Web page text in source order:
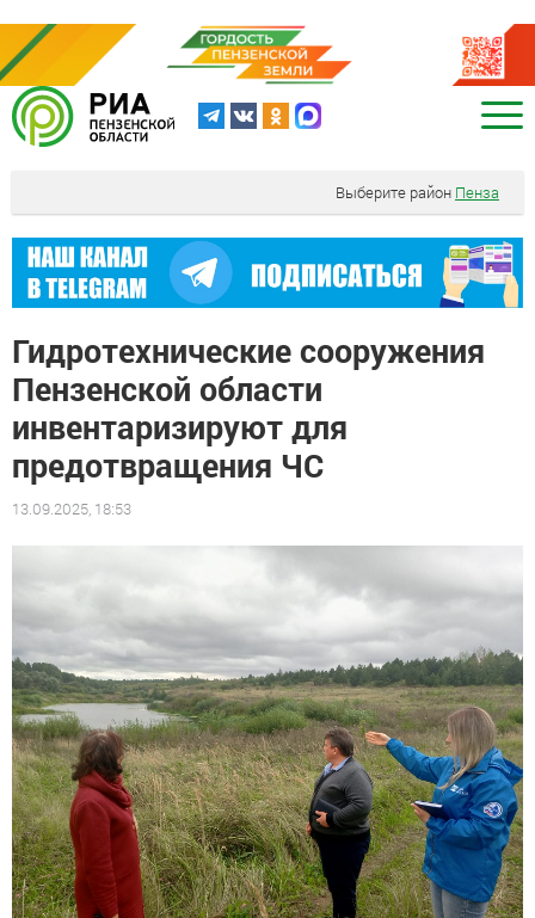
Выберите район Пенза
Гидротехнические сооружения
Пензенской области
инвентаризируют для
предотвращения ЧС
13.09.2025, 18:53